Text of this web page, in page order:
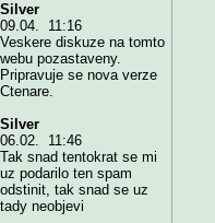
Silver
09.04. 11:16
Veskere diskuze na tomto
webu pozastaveny.
Pripravuje se nova verze
Ctenare.
Silver
06.02. 11:46
Tak snad tentokrat se mi
uz podarilo ten spam
odstinit, tak snad se uz
tady neobjevi